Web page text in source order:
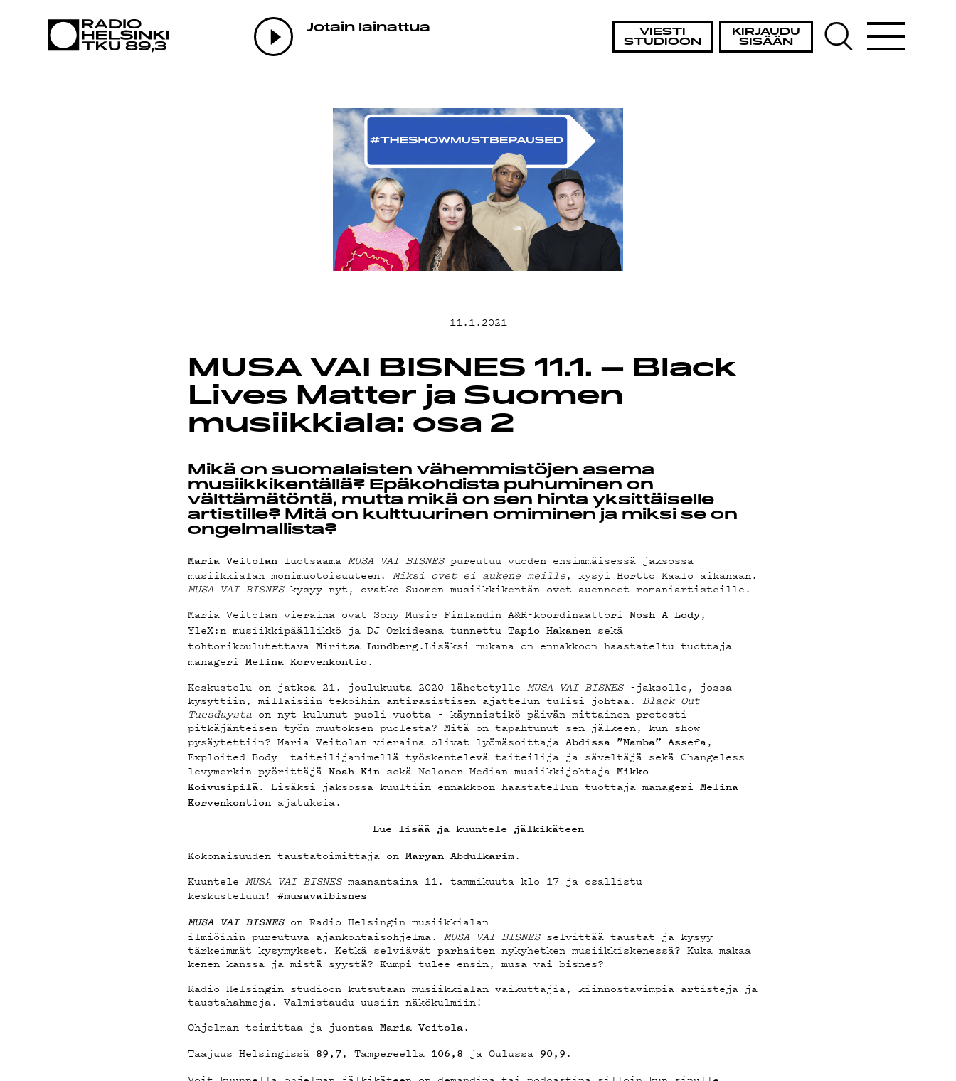
VIESTI
STUDIOON
KIRJAUDU
SISÄÄN
Jotain lainattua
AJANKOHTAISTA
OHJELMAT
TEKIJÄT
ON-DEMAND
PODCAST
MAINOSTA
YHTEYSTIEDOT
G LIVELAB
YSTÄVÄKLUBI
11.1.2021
MUSA VAI BISNES 11.1. – Black
Lives Matter ja Suomen
musiikkiala: osa 2
Mikä on suomalaisten vähemmistöjen asema
musiikkikentällä? Epäkohdista puhuminen on
välttämätöntä, mutta mikä on sen hinta yksittäiselle
artistille? Mitä on kulttuurinen omiminen ja miksi se on
ongelmallista?
Maria Veitolan luotsaamaMUSA VAI BISNESpureutuu vuoden ensimmäisessä jaksossa
musiikkialan monimuotoisuuteen.Miksi ovet ei aukene meille, kysyi Hortto Kaalo aikanaan.
MUSA VAI BISNESkysyy nyt, ovatko Suomen musiikkikentän ovet auenneet romaniartisteille.
Maria Veitolan vieraina ovat Sony Music Finlandin A&R-koordinaattoriNosh A Lody,
YleX:n musiikkipäällikkö ja DJ Orkideana tunnettuTapio Hakanen sekä
tohtorikoulutettavaMiritza Lundberg.Lisäksi mukana on ennakkoon haastateltu tuottaja­–
manageri Melina Korvenkontio.
Keskustelu on jatkoa 21. joulukuuta 2020 lähetetylleMUSA VAI BISNES -jaksolle, jossa
kysyttiin, millaisiin tekoihin antirasistisen ajattelun tulisi johtaa.Black Out
Tuesdaysta on nyt kulunut puoli vuotta – käynnistikö päivän mittainen protesti
pitkäjänteisen työn muutoksen puolesta? Mitä on tapahtunut sen jälkeen, kun show
pysäytettiin? Maria Veitolan vieraina olivat lyömäsoittajaAbdissa ”Mamba” Assefa,
Exploited Body -taiteilijanimellä työskentelevä taiteilija ja säveltäjä sekä Changeless-
levymerkin pyörittäjäNoah Kin sekä Nelonen Median musiikkijohtajaMikko
Koivusipilä.Lisäksi jaksossa kuultiin ennakkoon haastatellun tuottaja–manageri Melina
Korvenkontion ajatuksia.
Lue lisää ja kuuntele jälkikäteen
Kokonaisuuden taustatoimittaja onMaryan Abdulkarim.
KuunteleMUSA VAI BISNESmaanantaina 11. tammikuuta klo 17 ja osallistu
keskusteluun! #musavaibisnes
MUSA VAI BISNES on Radio Helsingin musiikkialan
ilmiöihin pureutuva ajankohtaisohjelma.MUSA VAI BISNESselvittää taustat ja kysyy
tärkeimmät kysymykset. Ketkä selviävät parhaiten nykyhetken musiikkiskenessä? Kuka makaa
kenen kanssa ja mistä syystä? Kumpi tulee ensin, musa vai bisnes?
Radio Helsingin studioon kutsutaan musiikkialan vaikuttajia, kiinnostavimpia artisteja ja
taustahahmoja. Valmistaudu uusiin näkökulmiin!
Ohjelman toimittaa ja juontaaMaria Veitola.
Taajuus Helsingissä 89,7, Tampereella 106,8 ja Oulussa 90,9 .